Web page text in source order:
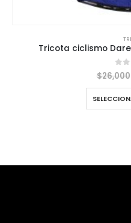
Tricota ciclismo
0
$26,000